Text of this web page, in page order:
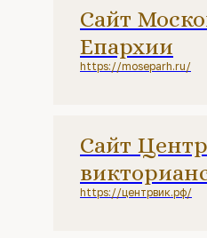
Сайт
https://центрвик.рф/
Сайт
Епархии
https://moseparh.ru/